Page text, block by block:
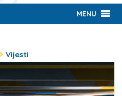
MENU
Vijesti